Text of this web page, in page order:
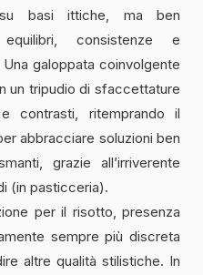
su basi ittiche, ma ben
consistenze e
galoppata coinvolgente
un tripudio di sfaccettature
contrasti, ritemprando il
abbracciare soluzioni ben
grazie all’irriverente
(in pasticceria).
per il risotto, presenza
sempre più discreta
altre qualità stilistiche. In